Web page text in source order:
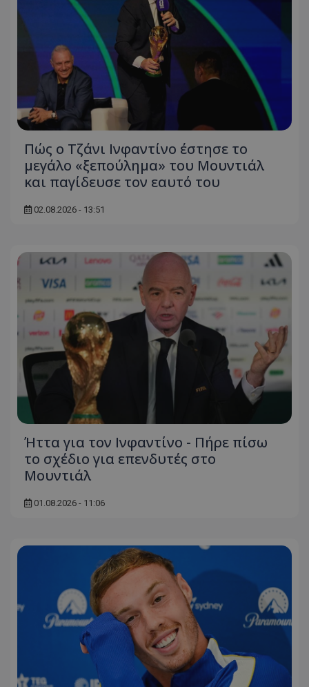
Πώς ο Τζάνι Ινφαντίνο έστησε το
μεγάλο «ξεπούλημα» του Μουντιάλ
και παγίδευσε τον εαυτό του
02.08.2026 - 13:51
Ήττα για τον Ινφαντίνο - Πήρε πίσω
το σχέδιο για επενδυτές στο
Μουντιάλ
01.08.2026 - 11:06